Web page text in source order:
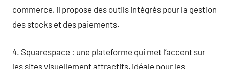
commerce, il propose des outils intégrés pour la gestion
des stocks et des paiements.
4. Squarespace : une plateforme qui met l’accent sur
les sites visuellement attractifs, idéale pour les